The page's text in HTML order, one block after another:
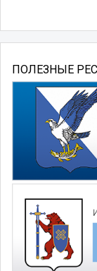
ПОЛЕЗНЫЕ